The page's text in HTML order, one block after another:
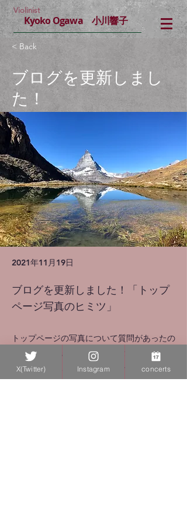
Violinist
Kyoko Ogawa 小川響子
< Back
ブログを更新しまし
た！
2021年11月19日
ブログを更新しました！「トップ
ページ写真のヒミツ」
トップページの写真について質問があったの
でブログに書きました！ぜひご覧ください！
また、ちまちまと演奏会情報を更新したり、
ページを改良したりしていますので、合わせ
X(Twitter) Instagram concerts